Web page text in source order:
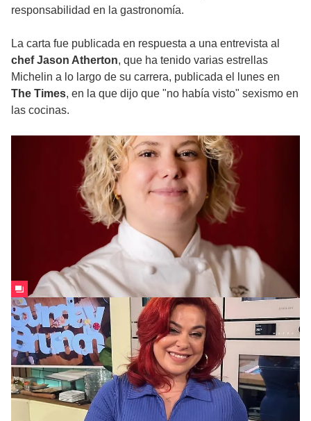
responsabilidad en la gastronomía.
La carta fue publicada en respuesta a una entrevista al
chef Jason Atherton, que ha tenido varias estrellas
Michelin a lo largo de su carrera, publicada el lunes en
The Times, en la que dijo que "no había visto" sexismo en
las cocinas.